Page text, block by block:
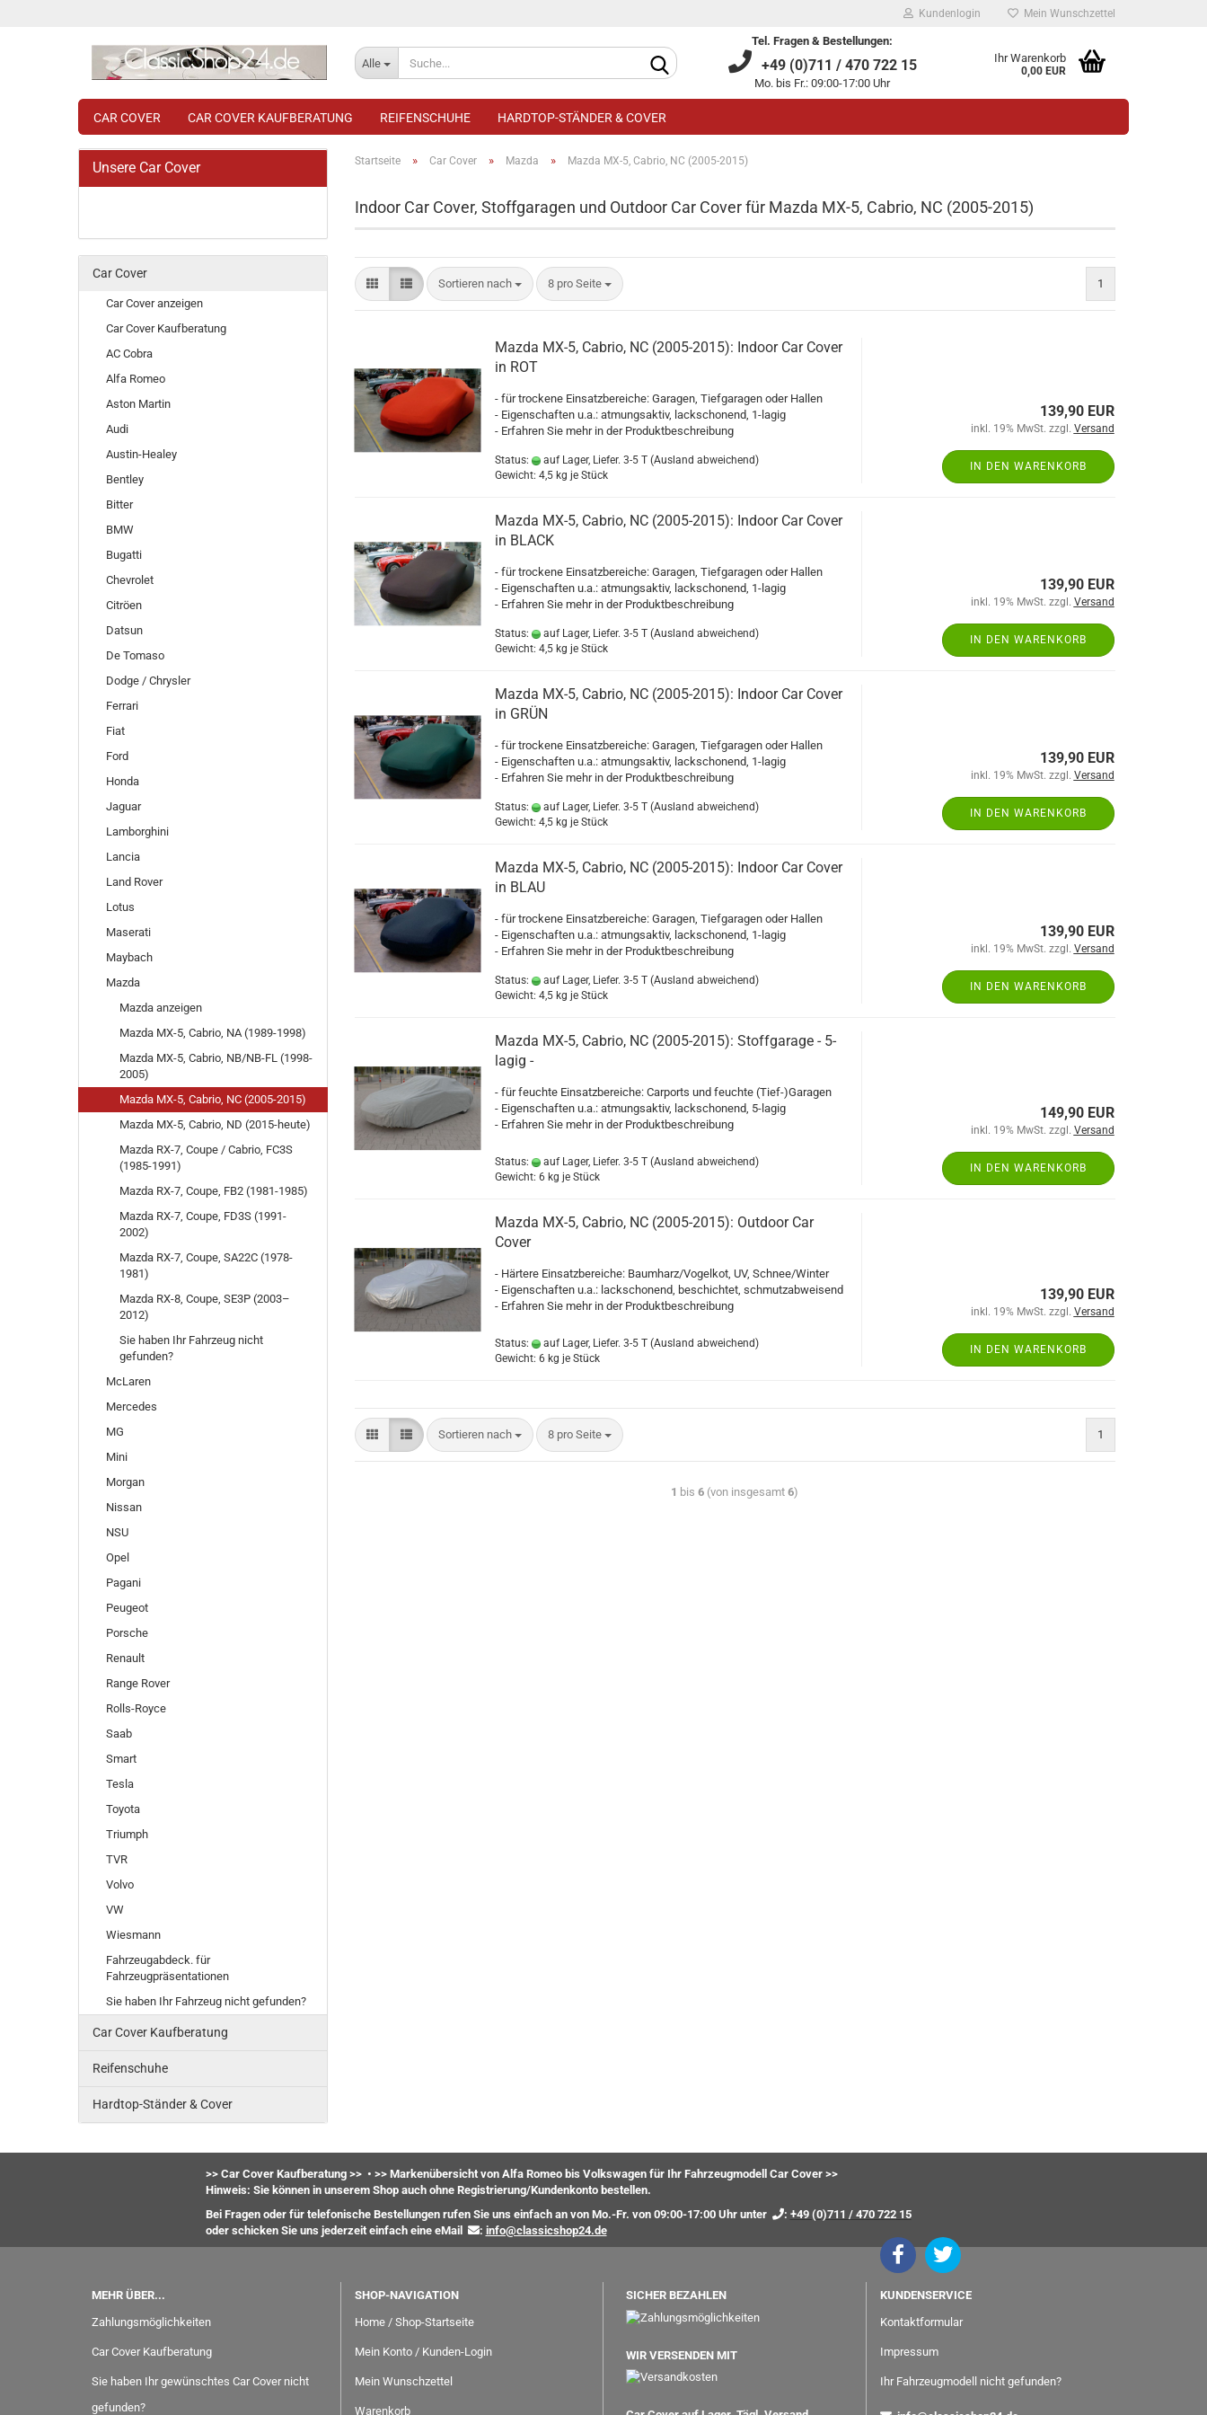
Kundenlogin
Kundenkonto anlegen
Mein Wunschzettel
Alle
Tel. Fragen & Bestellungen:
+49 (0)711 / 470 722 15
Mo. bis Fr.: 09:00-17:00 Uhr
Ihr Warenkorb
0,00 EUR
CAR COVER CAR COVER KAUFBERATUNG REIFENSCHUHE HARDTOP-STÄNDER & COVER
Startseite » Car Cover » Mazda » Mazda MX-5, Cabrio, NC (2005-2015)
Indoor Car Cover, Stoffgaragen und Outdoor Car Cover für Mazda MX-5, Cabrio, NC (2005-2015)
Sortieren nach 8 pro Seite 1
Mazda MX-5, Cabrio, NC (2005-2015): Indoor Car Cover
in ROT
- für trockene Einsatzbereiche: Garagen, Tiefgaragen oder Hallen
- Eigenschaften u.a.: atmungsaktiv, lackschonend, 1-lagig
- Erfahren Sie mehr in der Produktbeschreibung
Status: auf Lager, Liefer. 3-5 T (Ausland abweichend)
Gewicht: 4,5kg je Stück
139,90 EUR
inkl. 19% MwSt. zzgl. Versand
IN DEN WARENKORB
Mazda MX-5, Cabrio, NC (2005-2015): Indoor Car Cover
in BLACK
- für trockene Einsatzbereiche: Garagen, Tiefgaragen oder Hallen
- Eigenschaften u.a.: atmungsaktiv, lackschonend, 1-lagig
- Erfahren Sie mehr in der Produktbeschreibung
Status: auf Lager, Liefer. 3-5 T (Ausland abweichend)
Gewicht: 4,5kg je Stück
139,90 EUR
inkl. 19% MwSt. zzgl. Versand
IN DEN WARENKORB
Mazda MX-5, Cabrio, NC (2005-2015): Indoor Car Cover
in GRÜN
- für trockene Einsatzbereiche: Garagen, Tiefgaragen oder Hallen
- Eigenschaften u.a.: atmungsaktiv, lackschonend, 1-lagig
- Erfahren Sie mehr in der Produktbeschreibung
Status: auf Lager, Liefer. 3-5 T (Ausland abweichend)
Gewicht: 4,5kg je Stück
139,90 EUR
inkl. 19% MwSt. zzgl. Versand
IN DEN WARENKORB
Mazda MX-5, Cabrio, NC (2005-2015): Indoor Car Cover
in BLAU
- für trockene Einsatzbereiche: Garagen, Tiefgaragen oder Hallen
- Eigenschaften u.a.: atmungsaktiv, lackschonend, 1-lagig
- Erfahren Sie mehr in der Produktbeschreibung
Status: auf Lager, Liefer. 3-5 T (Ausland abweichend)
Gewicht: 4,5kg je Stück
139,90 EUR
inkl. 19% MwSt. zzgl. Versand
IN DEN WARENKORB
Mazda MX-5, Cabrio, NC (2005-2015): Stoffgarage - 5-
lagig -
- für feuchte Einsatzbereiche: Carports und feuchte (Tief-)Garagen
- Eigenschaften u.a.: atmungsaktiv, lackschonend, 5-lagig
- Erfahren Sie mehr in der Produktbeschreibung
Status: auf Lager, Liefer. 3-5 T (Ausland abweichend)
Gewicht: 6 kg je Stück
149,90 EUR
inkl. 19% MwSt. zzgl. Versand
IN DEN WARENKORB
Mazda MX-5, Cabrio, NC (2005-2015): Outdoor Car
Cover
- Härtere Einsatzbereiche: Baumharz/Vogelkot, UV, Schnee/Winter
- Eigenschaften u.a.: lackschonend, beschichtet, schmutzabweisend
- Erfahren Sie mehr in der Produktbeschreibung
Status: auf Lager, Liefer. 3-5 T (Ausland abweichend)
Gewicht: 6 kg je Stück
139,90 EUR
inkl. 19% MwSt. zzgl. Versand
IN DEN WARENKORB
Sortieren nach 8 pro Seite 1
1 bis6 (von insgesamt6)
Unsere Car Cover
Car Cover
Car Cover anzeigen
Car Cover Kaufberatung
AC Cobra
Alfa Romeo
Aston Martin
Audi
Austin-Healey
Bentley
Bitter
BMW
Bugatti
Chevrolet
Citröen
Datsun
De Tomaso
Dodge / Chrysler
Ferrari
Fiat
Ford
Honda
Jaguar
Lamborghini
Lancia
Land Rover
Lotus
Maserati
Maybach
Mazda
Mazda anzeigen
Mazda MX-5, Cabrio, NA (1989-1998)
Mazda MX-5, Cabrio, NB/NB-FL (1998-
2005)
Mazda MX-5, Cabrio, NC (2005-2015)
Mazda MX-5, Cabrio, ND (2015-heute)
Mazda RX-7, Coupe / Cabrio, FC3S
(1985-1991)
Mazda RX-7, Coupe, FB2 (1981-1985)
Mazda RX-7, Coupe, FD3S (1991-
2002)
Mazda RX-7, Coupe, SA22C (1978-
1981)
Mazda RX-8, Coupe, SE3P (2003–
2012)
Sie haben Ihr Fahrzeug nicht
gefunden?
McLaren
Mercedes
MG
Mini
Morgan
Nissan
NSU
Opel
Pagani
Peugeot
Porsche
Renault
Range Rover
Rolls-Royce
Saab
Smart
Tesla
Toyota
Triumph
TVR
Volvo
VW
Wiesmann
Fahrzeugabdeck. für
Fahrzeugpräsentationen
Sie haben Ihr Fahrzeug nicht gefunden?
Car Cover Kaufberatung
Reifenschuhe
Hardtop-Ständer & Cover
>> Car Cover Kaufberatung >> • >> Markenübersicht von Alfa Romeo bis Volkswagen für Ihr Fahrzeugmodell Car Cover >>
Hinweis: Sie können in unserem Shop auch ohne Registrierung/Kundenkonto bestellen.
Bei Fragen oder für telefonische Bestellungen rufen Sie uns einfach an von Mo.-Fr. von 09:00-17:00 Uhr unter
: +49 (0)711 / 470 722 15
oderschicken Sie uns jederzeit einfach eine eMail : info@classicshop24.de
MEHR ÜBER...
Zahlungsmöglichkeiten
Car Cover Kaufberatung
Sie haben Ihr gewünschtes Car Cover nicht
gefunden?
SHOP-NAVIGATION
Home / Shop-Startseite
Mein Konto / Kunden-Login
Mein Wunschzettel
Warenkorb
SICHER BEZAHLEN
WIR VERSENDEN MIT
KUNDENSERVICE
Kontaktformular
Impressum
Ihr Fahrzeugmodell nicht gefunden?